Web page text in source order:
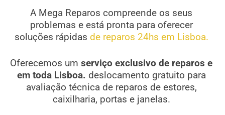
A Mega Reparos compreende os seus
problemas e está pronta para oferecer
soluções rápidas de reparos 24hs em Lisboa.
Oferecemos um serviço exclusivo de reparos e
em toda Lisboa. deslocamento gratuito para
avaliação técnica de reparos de estores,
caixilharia, portas e janelas.